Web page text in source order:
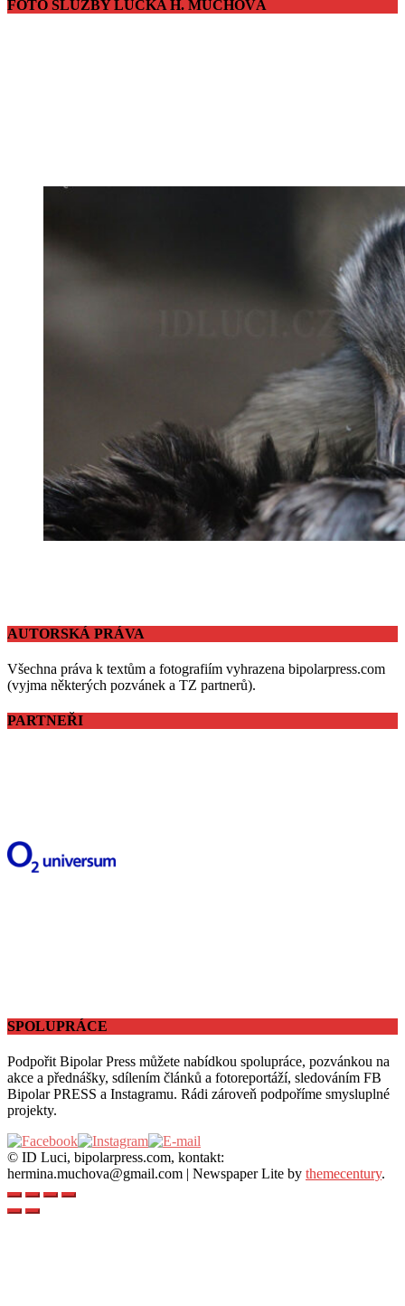
FOTO SLUŽBY LUCKA H. MUCHOVÁ
AUTORSKÁ PRÁVA
Všechna práva k textům a fotografiím vyhrazena bipolarpress.com
(vyjma některých pozvánek a TZ partnerů).
PARTNEŘI
SPOLUPRÁCE
Podpořit Bipolar Press můžete nabídkou spolupráce, pozvánkou na
akce a přednášky, sdílením článků a fotoreportáží, sledováním FB
Bipolar PRESS a Instagramu. Rádi zároveň podpoříme smysluplné
projekty.
© ID Luci, bipolarpress.com, kontakt:
hermina.muchova@gmail.com | Newspaper Lite by themecentury.